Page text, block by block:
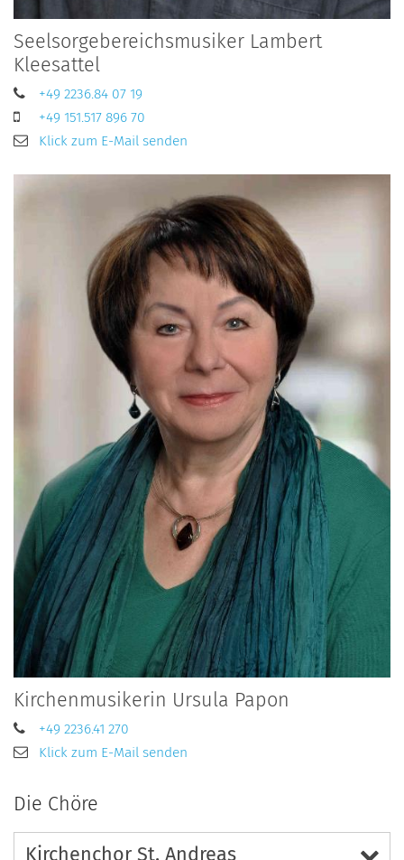
Seelsorgebereichsmusiker Lambert
Kleesattel
+49 2236.84 07 19
+49 151.517 896 70
Klick zum E-Mail senden
Kirchenmusikerin Ursula Papon
+49 2236.41 270
Klick zum E-Mail senden
Die Chöre
Kirchenchor St. Andreas